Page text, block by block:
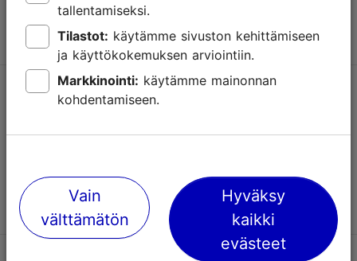
Saa tietoa tulevista tapahtumista, uusista nähtävyyksistä,
erikoistarjouksista ja paljosta muusta.
Tuki
Ota yhteyttä
tallentamiseksi.
Tilastot:
ja käyttökokemuksen arviointiin.
Markkinointi:
kohdentamiseen.
Vain
välttämätön
Hyväksy
kaikki
evästeet